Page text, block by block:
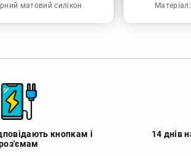
матовий силікон Матеріал:
кнопкам і
14 днів